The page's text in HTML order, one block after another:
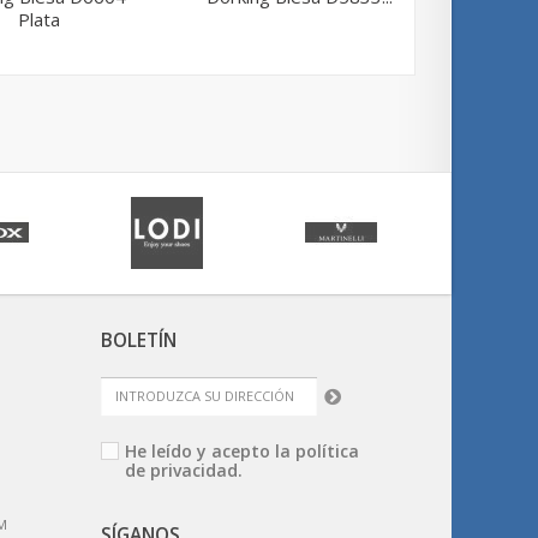
Plata
BOLETÍN
He leído y acepto la política
de privacidad.